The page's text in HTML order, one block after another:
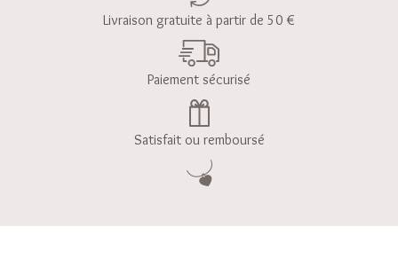
Livraison gratuite à partir de 50 €
Paiement sécurisé
Satisfait ou remboursé